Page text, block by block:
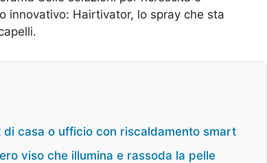
innovativo: Hairtivator, lo spray che sta
di casa o ufficio con riscaldamento smart
viso che illumina e rassoda la pelle